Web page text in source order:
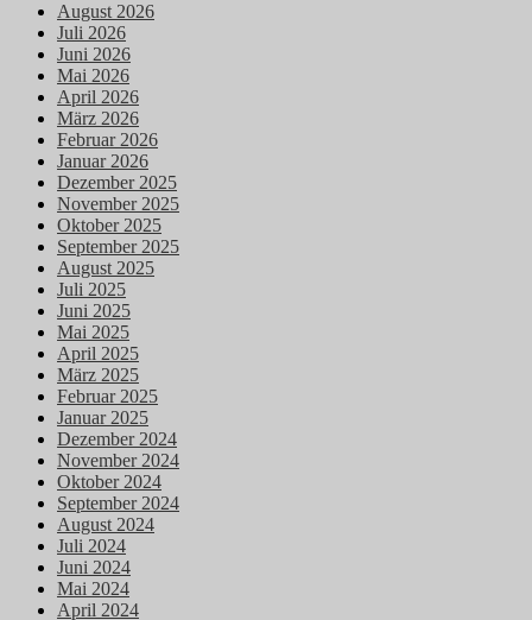
August 2026
Juli 2026
Juni 2026
Mai 2026
April 2026
März 2026
Februar 2026
Januar 2026
Dezember 2025
November 2025
Oktober 2025
September 2025
August 2025
Juli 2025
Juni 2025
Mai 2025
April 2025
März 2025
Februar 2025
Januar 2025
Dezember 2024
November 2024
Oktober 2024
September 2024
August 2024
Juli 2024
Juni 2024
Mai 2024
April 2024